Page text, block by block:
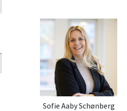
Sofie Aaby Schønberg